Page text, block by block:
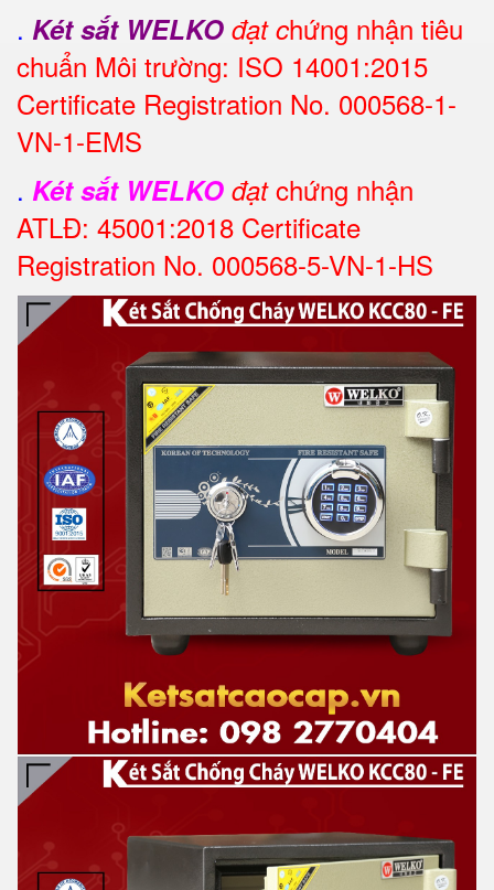
. Két sắt WELKO đạt chứng nhận tiêu
chuẩn Môi trường: ISO 14001:2015
Certificate Registration No. 000568-1-
VN-1-EMS
. Két sắt WELKO đạtchứng nhận
ATLĐ: 45001:2018 Certificate
Registration No. 000568-5-VN-1-HS